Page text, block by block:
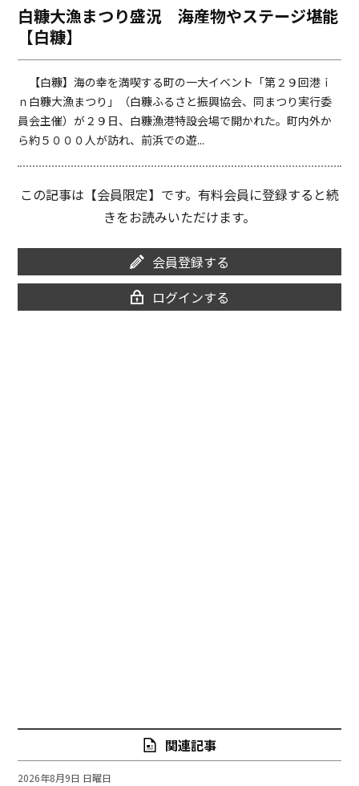
o
o
i
白糠大漁まつり盛況 海産物やステージ堪能
【白糠】
【白糠】海の幸を満喫する町の一大イベント「第２９回港ｉ
ｎ白糠大漁まつり」（白糠ふるさと振興協会、同まつり実行委
員会主催）が２９日、白糠漁港特設会場で開かれた。町内外か
ら約５０００人が訪れ、前浜での遊...
この記事は【会員限定】です。有料会員に登録すると続
きをお読みいただけます。
会員登録する
ログインする
関連記事
2026年8月9日 日曜日